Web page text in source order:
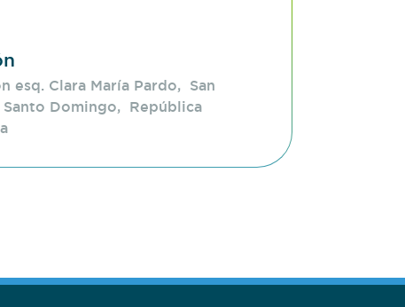
esq. Clara María Pardo, San
Santo Domingo, República